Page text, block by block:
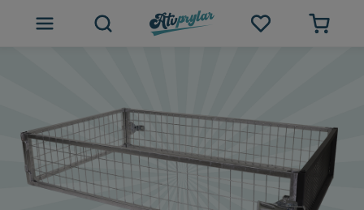
Tips och inspiration
Atvprylar.se